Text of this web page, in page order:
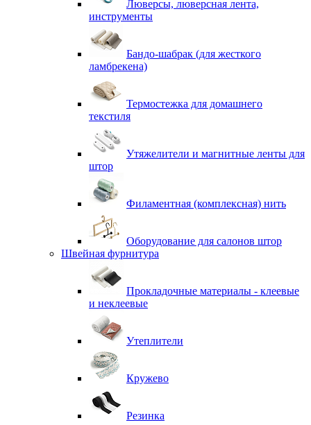
Люверсы, люверсная лента,
инструменты
Бандо-шабрак (для жесткого
ламбрекена)
Термостежка для домашнего
текстиля
Утяжелители и магнитные ленты для
штор
Филаментная (комплексная) нить
Оборудование для салонов штор
Швейная фурнитура
Прокладочные материалы - клеевые
и неклеевые
Утеплители
Кружево
Резинка